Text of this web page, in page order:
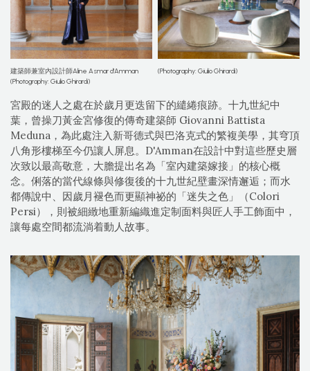
建築師兼室內設計師Aline Asmar d'Amman
(Photography: Giulio Ghirardi)
(Photography: Giulio Ghirardi)
宮殿的迷人之處在於歲月更迭留下的繾綣痕跡。十九世紀中
葉，曾操刀黃金宮修復的傳奇建築師 Giovanni Battista
Meduna，為此處注入新哥德式與巴洛克式的繁複美學，其穹頂
八角形樓梯至今仍讓人屏息。D'Amman在設計中對這些歷史層
次致以最高敬意，大膽提出名為「室內建築嫁接」的核心概
念。俐落的當代線條與修復後的十九世紀壁畫深情邂逅；而水
都傳說中、因歲月褪色而更顯神祕的「迷失之色」（Colori
Persi），則被細緻地重新編織進定制面料與匠人手工飾面中，
讓每處空間都流淌着動人故事。